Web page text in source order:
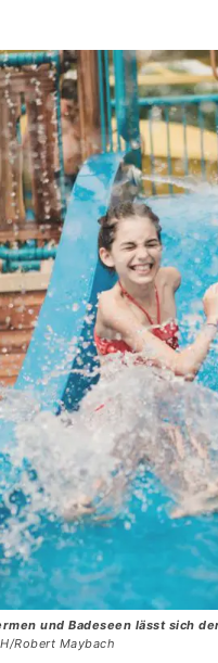
und Badeseen lässt sich
Robert Maybach